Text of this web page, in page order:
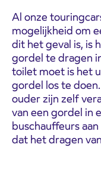
Al onze
mogelijkheid om
dit het geval is, is
gordel te dragen
toilet moet is het
gordel los te
ouder zijn zelf
van een gordel in
buschauffeurs
dat het dragen